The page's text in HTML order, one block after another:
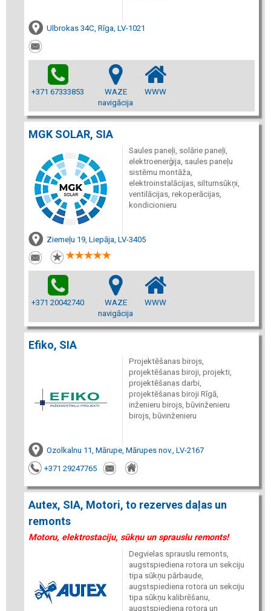
Ulbrokas 34C, Rīga, LV-1021
+371 67333853
WAZE
navigācija
WWW
MGK SOLAR, SIA
Saules paneļi, solārie paneļi,
elektroenerģija, saules paneļu
sistēmu montāža,
elektroinstalācijas, siltumsūkņi,
ventilācijas, rekoperācijas,
kondicionieru
Ziemeļu 19, Liepāja, LV-3405
+371 20042740
WAZE
navigācija
WWW
Efiko, SIA
Projektēšanas birojs,
projektēšanas biroji, projekti,
projektēšanas darbi,
projektēšanas biroji Rīgā,
inženieru birojs, būvinženieru
birojs, būvinženieru
Ozolkalnu 11, Mārupe, Mārupes nov., LV-2167
+371 29247765
Autex, SIA, Motori, to rezerves daļas un
remonts
Motoru, elektrostaciju, sūkņu un sprauslu remonts!
Degvielas sprauslu remonts,
augstspiediena rotora un sekciju
tipa sūkņu pārbaude,
augstspiediena rotora un sekciju
tipa sūkņu kalibrēšanu,
augstspiediena rotora un